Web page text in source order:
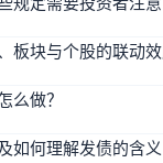
么做？
如何理解发债的含义